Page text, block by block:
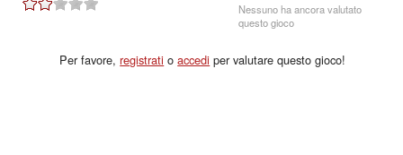
Nessuno ha ancora valutato
questo gioco
Per favore,registrati oaccedi per valutare questo gioco!